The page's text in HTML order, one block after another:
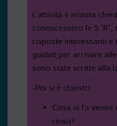
L’attività è iniziata
conoscessero le 5
risposte interessanti e
guidati per arrivare
sono state scritte alla
-Poi si è chiesto:
Cosa vi fa venire
riuso?